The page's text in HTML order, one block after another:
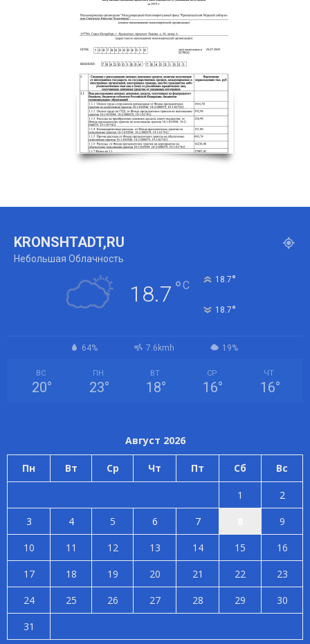
KRONSHTADT,RU
Небольшая Облачность
18.7 °C 18.7°
18.7°
64% 7.6kmh 19%
ВС
20°
ПН
23°
ВТ
18°
СР
16°
ЧТ
16°
Август 2026
Пн Вт Ср Чт Пт Сб Вс
1
2
3
4 5 6 7
9
10
11 12 13 14 15
16
17
18 19 20 21 22
23
24
25 26 27 28 29
30
31